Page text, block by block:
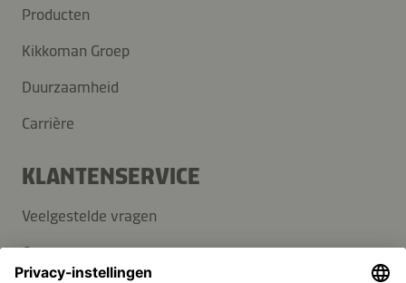
Producten
Kikkoman Groep
Duurzaamheid
Carrière
KLANTENSERVICE
Veelgestelde vragen
Contact